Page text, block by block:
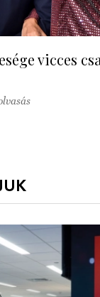
vicces